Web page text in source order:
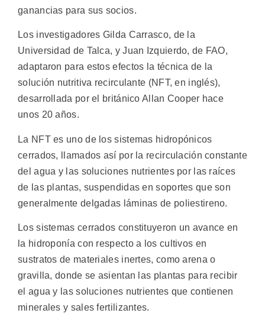
ganancias para sus socios.
Los investigadores Gilda Carrasco, de la
Universidad de Talca, y Juan Izquierdo, de FAO,
adaptaron para estos efectos la técnica de la
solución nutritiva recirculante (NFT, en inglés),
desarrollada por el británico Allan Cooper hace
unos 20 años.
La NFT es uno de los sistemas hidropónicos
cerrados, llamados así por la recirculación constante
del agua y las soluciones nutrientes por las raíces
de las plantas, suspendidas en soportes que son
generalmente delgadas láminas de poliestireno.
Los sistemas cerrados constituyeron un avance en
la hidroponía con respecto a los cultivos en
sustratos de materiales inertes, como arena o
gravilla, donde se asientan las plantas para recibir
el agua y las soluciones nutrientes que contienen
minerales y sales fertilizantes.